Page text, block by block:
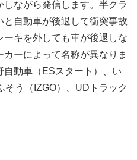
ながら発信します。半クラ
自動車が後退して衝突事故
キを外しても車が後退しな
ーによって名称が異なりま
動車（ESスタート）、い
う（IZGO）、UDトラック